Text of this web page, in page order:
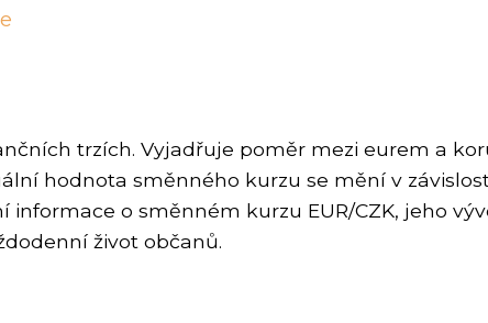
trzích. Vyjadřuje poměr mezi eurem a
hodnota směnného kurzu se mění v
o směnném kurzu EUR/CZK, jeho
život občanů.